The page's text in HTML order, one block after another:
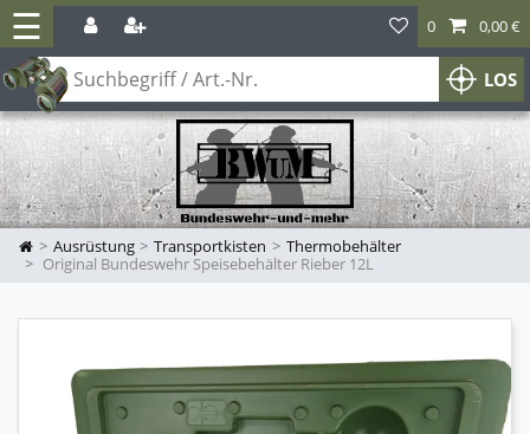
☰
LOS
0 0,00 €
Ausrüstung Transportkisten
Thermobehälter
Original Bundeswehr Speisebehälter Rieber 12L